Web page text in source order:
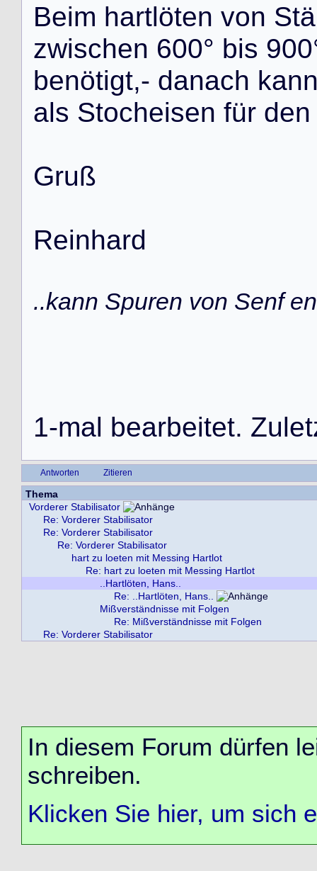
Beim hartlöten von Stä
zwischen 600° bis 900
benötigt,- danach kan
als Stocheisen für den
Gruß
Reinhard
..kann Spuren von Senf
1-mal bearbeitet. Zulet
Antworten Zitieren
Thema
Vorderer Stabilisator
Re: Vorderer Stabilisator
Re: Vorderer Stabilisator
Re: Vorderer Stabilisator
hart zu loeten mit Messing Hartlot
Re: hart zu loeten mit Messing Hartlot
..Hartlöten, Hans..
Re: ..Hartlöten, Hans..
Mißverständnisse mit Folgen
Re: Mißverständnisse mit Folgen
Re: Vorderer Stabilisator
In diesem Forum dürfen
schreiben.
Klicken Sie hier, um sich